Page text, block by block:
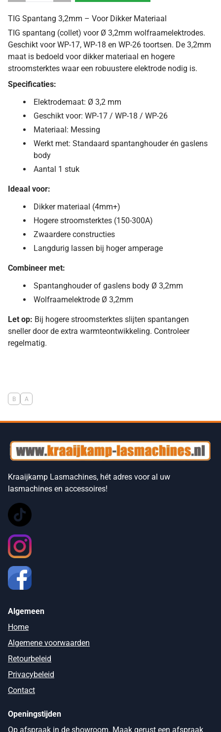
TIG Spantang 3,2mm – Voor Dikker Materiaal
TIG spantang (collet) voor Ø 3,2mm wolfraamelektrodes.
Geschikt voor WP-17, WP-18 en WP-26 toortsen. De 3,2mm
maat is bedoeld voor dikker materiaal en hogere
stroomsterktes waar een robuustere elektrode nodig is.
Specificaties:
Elektrodemaat: Ø 3,2 mm
Geschikt voor: WP-17 / WP-18 / WP-26
Materiaal: Messing
Werkt met: Standaard spantanghouder én gaslens
body
Aantal 1 stuk
Ideaal voor:
Dikker materiaal (4mm+)
Hogere stroomsterktes (150-300A)
Zwaardere constructies
Langdurig lassen bij hoger amperage
Combineer met:
Spantanghouder of gaslens body Ø 3,2mm
Wolfraamelektrode Ø 3,2mm
Let op: Bij hogere stroomsterktes slijten spantangen
sneller door de extra warmteontwikkeling. Controleer
regelmatig.
B A
Kraaijkamp Lasmachines, hét adres voor al uw
lasmachines en accessoires!
Algemeen
Home
Algemene voorwaarden
Retourbeleid
Privacybeleid
Contact
Openingstijden
Op afspraak in de showroom. Maak gerust een afspraak